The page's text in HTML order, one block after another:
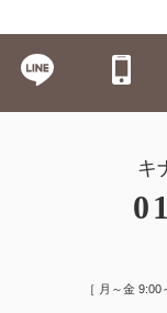
キ
［ 月～金